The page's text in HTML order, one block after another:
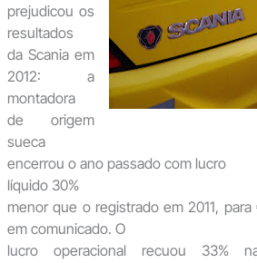
prejudicou os
resultados
da Scania em
2012: a
montadora
de origem
sueca
encerrou o ano passado com lucro
líquido 30%
menor que o registrado em 2011,
em comunicado. O
lucro operacional recuou 33%